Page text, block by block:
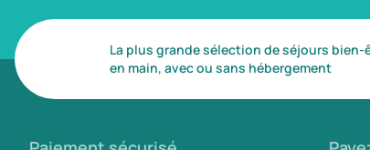
La plus grande sélection de séjours bien-
en main, avec ou sans hébergement